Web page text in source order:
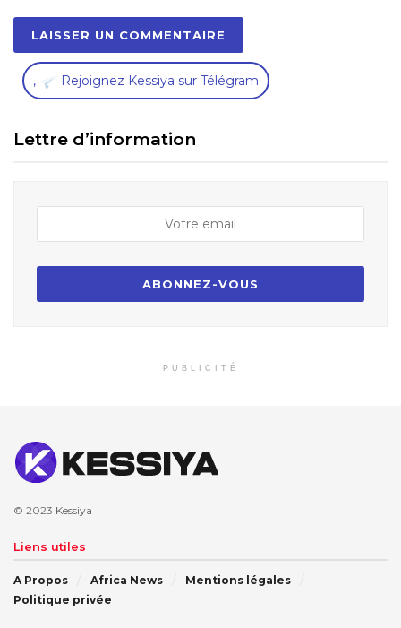
, Rejoignez Kessiya sur Télégram
Lettre d’information
PUBLICITÉ
© 2023 Kessiya
Liens utiles
A Propos Africa News
Mentions légales
Politique privée